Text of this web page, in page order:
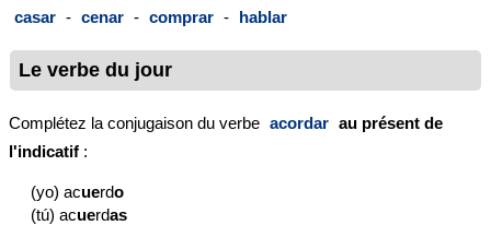
casar - cenar - comprar - hablar
Le verbe du jour
Complétez la conjugaison du verbe acordar au présent de
l'indicatif :
(yo) acuerdo
(tú) acuerdas